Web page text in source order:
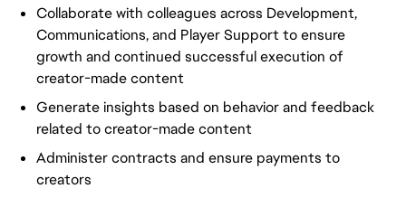
Collaborate with colleagues across Development,
Communications, and Player Support to ensure
growth and continued successful execution of
creator-made content
Generate insights based on behavior and feedback
related to creator-made content
Administer contracts and ensure payments to
creators